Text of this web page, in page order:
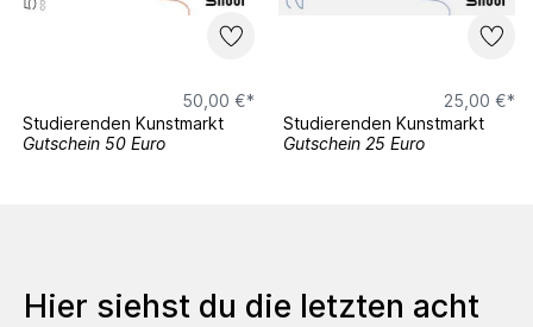
50,00 €*
Studierenden Kunstmarkt
Gutschein 50 Euro
25,00 €*
Studierenden Kunstmarkt
Gutschein 25 Euro
Hier siehst du die letzten acht